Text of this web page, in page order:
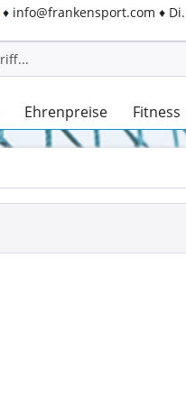
♦ info@frankensport.com ♦
Ehrenpreise Fitness